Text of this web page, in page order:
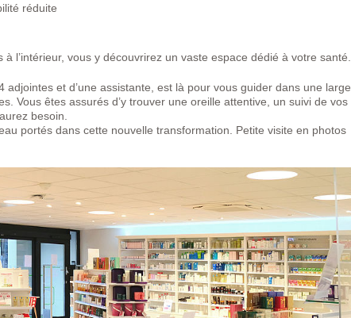
réduite
l’intérieur, vous y découvrirez un vaste espace dédié à votre santé.
adjointes et d’une assistante, est là pour vous guider dans une large
Vous êtes assurés d’y trouver une oreille attentive, un suivi de vos
besoin.
portés dans cette nouvelle transformation. Petite visite en photos